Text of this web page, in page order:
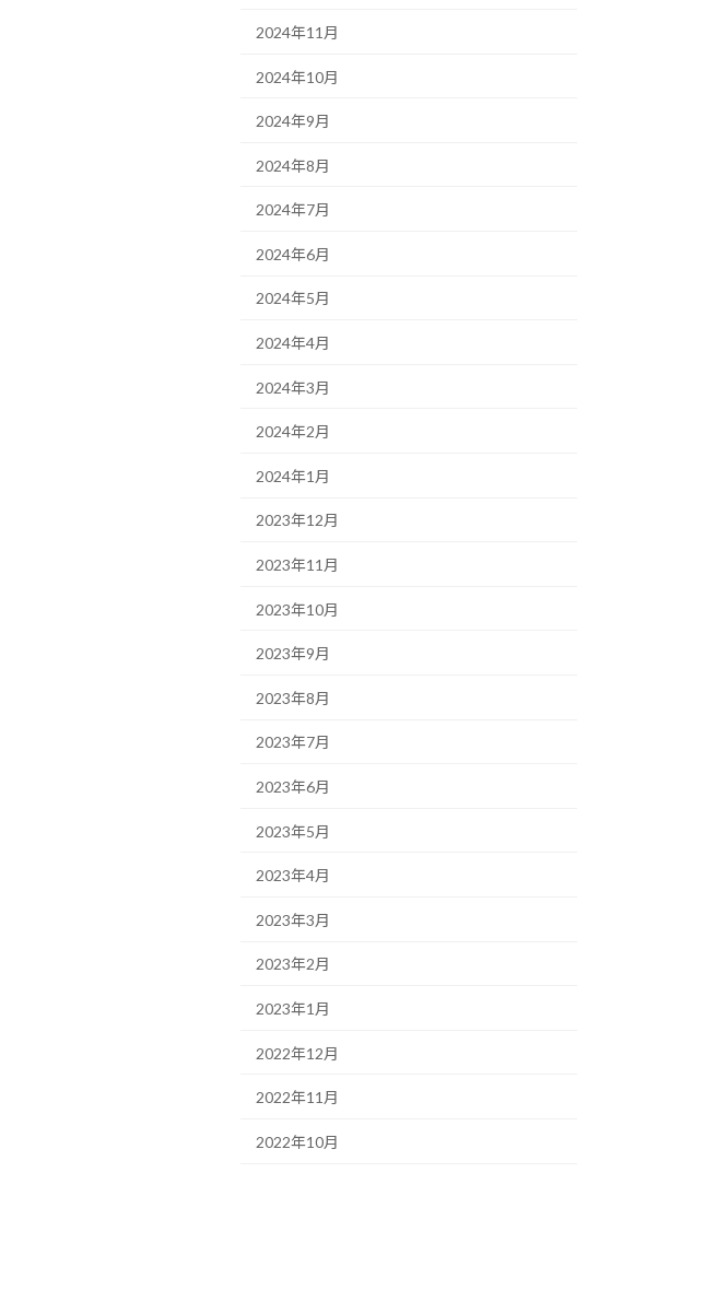
2024年11月
2024年10月
2024年9月
2024年8月
2024年7月
2024年6月
2024年5月
2024年4月
2024年3月
2024年2月
2024年1月
2023年12月
2023年11月
2023年10月
2023年9月
2023年8月
2023年7月
2023年6月
2023年5月
2023年4月
2023年3月
2023年2月
2023年1月
2022年12月
2022年11月
2022年10月